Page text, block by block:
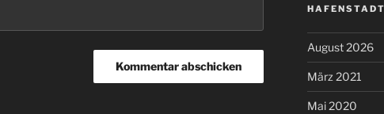
August 2026
März 2021
Mai 2020